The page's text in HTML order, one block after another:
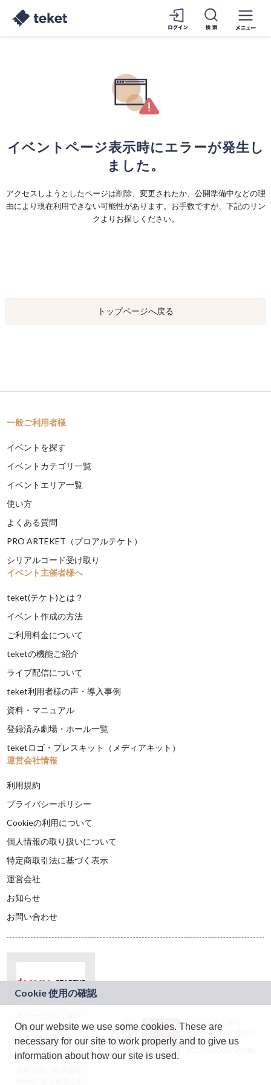
イベントページ表示時にエラーが発生し
ました。
アクセスしようとしたページは削除、変更されたか、公開準備中などの理
由により現在利用できない可能性があります。お手数ですが、下記のリン
クよりお探しください。
トップページへ戻る
一般ご利用者様
イベントを探す
イベントカテゴリ一覧
イベントエリア一覧
使い方
よくある質問
PRO ARTEKET（プロアルテケト）
シリアルコード受け取り
イベント主催者様へ
teket(テケト)とは？
イベント作成の方法
ご利用料金について
teketの機能ご紹介
ライブ配信について
teket利用者様の声・導入事例
資料・マニュアル
登録済み劇場・ホール一覧
teketロゴ・プレスキット（メディアキット）
運営会社情報
利用規約
プライバシーポリシー
Cookieの利用について
個人情報の取り扱いについて
特定商取引法に基づく表示
運営会社
お知らせ
お問い合わせ
ドコモグループの新
規事業創出プログラ
ム「docomo
STARTUP」を通じて
JASRAC許諾番号：
9024936001Y45037
JASRAC許諾番号：
On our website we use some cookies. These are
necessary for our site to work properly and to give us
information about how our site is used.